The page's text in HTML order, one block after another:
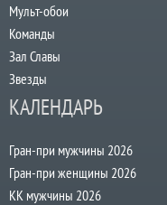
Мульт-обои
Команды
Зал Славы
Звезды
КАЛЕНДАРЬ
Гран-при мужчины 2026
Гран-при женщины 2026
КК мужчины 2026